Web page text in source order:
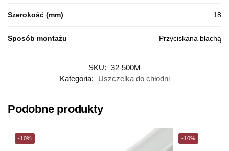
Szerokość (mm) 18
Sposób montażu Przyciskana blachą
SKU: 32-500M
Kategoria:
Uszczelka do chłodni
Podobne produkty
-10% -10%